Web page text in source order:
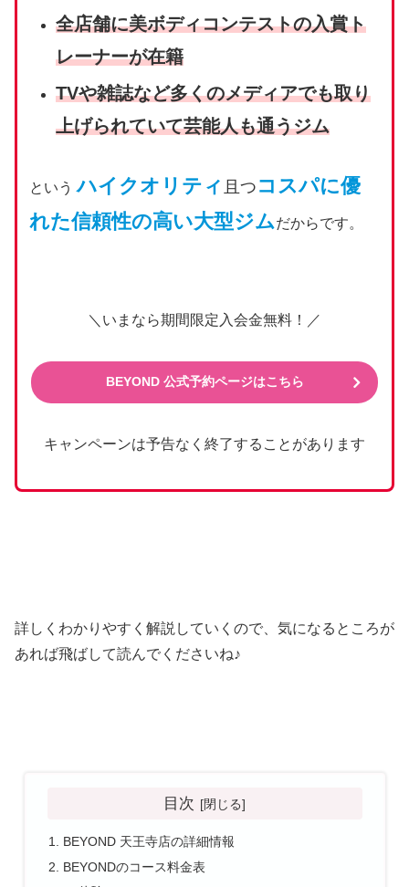
全店舗に美ボディコンテストの入賞ト
レーナーが在籍
TVや雑誌など多くのメディアでも取り
上げられていて芸能人も通うジム
というハイクオリティ 且つ コスパに優
れた信頼性の高い大型ジムだからです。
＼いまなら期間限定入会金無料！／
BEYOND 公式予約ページはこちら
キャンペーンは予告なく終了することがあります
詳しくわかりやすく解説していくので、気になるところが
あれば飛ばして読んでくださいね♪
目次
BEYOND 天王寺店の詳細情報
BEYONDのコース料金表